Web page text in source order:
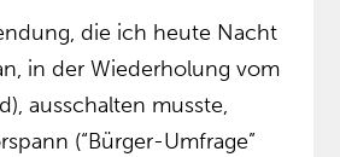
die ich heute Nacht
in der Wiederholung vom
ausschalten musste,
(“Bürger-Umfrage”